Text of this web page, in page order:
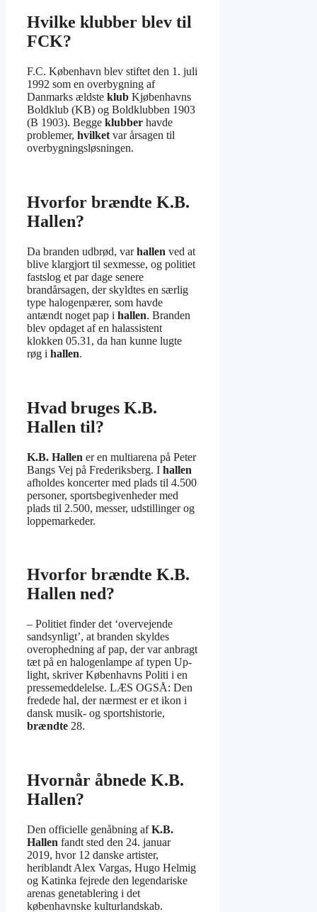
Hvilke klubber blev til
FCK?
F.C. København blev stiftet den 1. juli
1992 som en overbygning af
Danmarks ældste klub Kjøbenhavns
Boldklub (KB) og Boldklubben 1903
(B 1903). Begge klubber havde
problemer, hvilket var årsagen til
overbygningsløsningen.
Hvorfor brændte K.B.
Hallen?
Da branden udbrød, varhallen ved at
blive klargjort til sexmesse, og politiet
fastslog et par dage senere
brandårsagen, der skyldtes en særlig
type halogenpærer, som havde
antændt noget pap i hallen. Branden
blev opdaget af en halassistent
klokken 05.31, da han kunne lugte
røg i hallen.
Hvad bruges K.B.
Hallen til?
K.B. Hallen er en multiarena på Peter
Bangs Vej på Frederiksberg. I hallen
afholdes koncerter med plads til 4.500
personer, sportsbegivenheder med
plads til 2.500, messer, udstillinger og
loppemarkeder.
Hvorfor brændte K.B.
Hallen ned?
– Politiet finder det ‘overvejende
sandsynligt’, at branden skyldes
overophedning af pap, der var anbragt
tæt på en halogenlampe af typen Up-
light, skriver Københavns Politi i en
pressemeddelelse. LÆS OGSÅ: Den
fredede hal, der nærmest er et ikon i
dansk musik- og sportshistorie,
brændte 28.
Hvornår åbnede K.B.
Hallen?
Den officielle genåbning afK.B.
Hallen fandt sted den 24. januar
2019, hvor 12 danske artister,
heriblandt Alex Vargas, Hugo Helmig
og Katinka fejrede den legendariske
arenas genetablering i det
københavnske kulturlandskab.